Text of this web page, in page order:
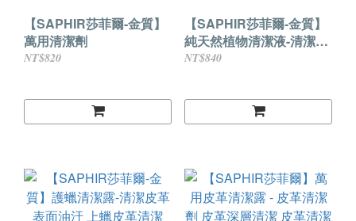
【SAPHIR莎菲爾-金質】
萬用清潔劑
NT$820
【SAPHIR莎菲爾-金質】
純天然植物清潔液-清潔皮
革表面油汙舊蠟，植物配
NT$840